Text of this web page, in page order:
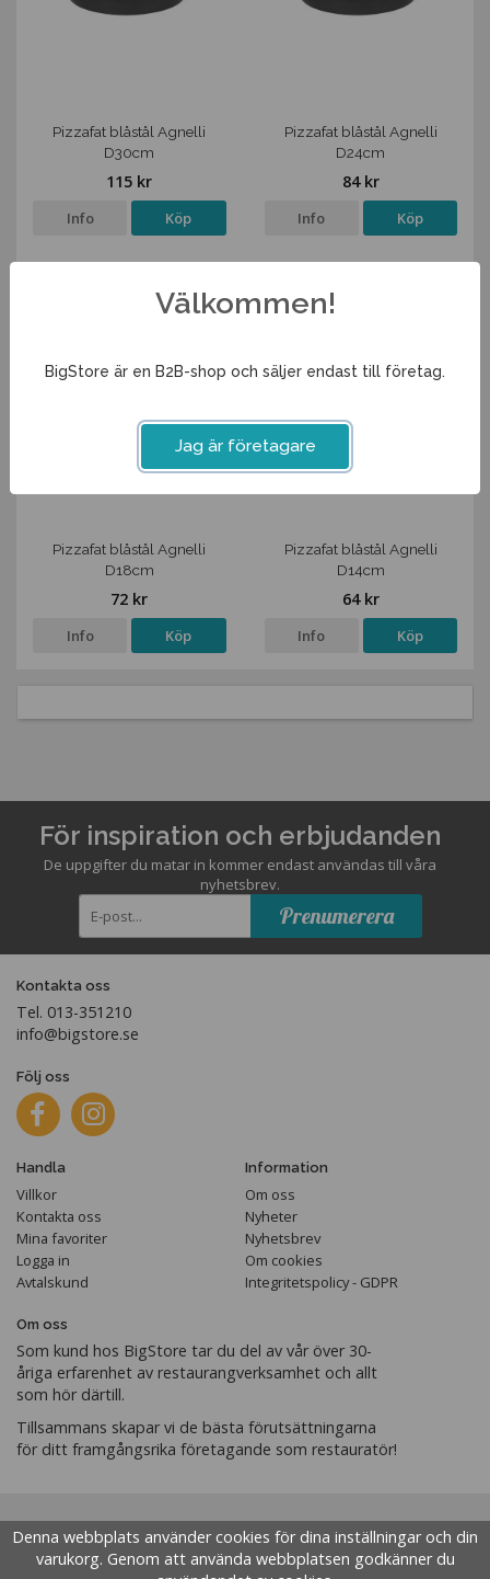
Pizzafat blåstål Agnelli
D30cm
115 kr
Info Köp
Pizzafat blåstål Agnelli
D24cm
84 kr
Info Köp
Pizzafat blåstål Agnelli
D18cm
72 kr
Info Köp
Pizzafat blåstål Agnelli
D14cm
64 kr
Info Köp
För inspiration och erbjudanden
De uppgifter du matar in kommer endast användas till våra
nyhetsbrev.
Prenumerera
Kontakta oss
Tel. 013-351210
info@bigstore.se
Följ oss
Handla
Villkor
Kontakta oss
Mina favoriter
Logga in
Avtalskund
Information
Om oss
Nyheter
Nyhetsbrev
Om cookies
Integritetspolicy - GDPR
Om oss
Som kund hos BigStore tar du del av vår över 30-
åriga erfarenhet av restaurangverksamhet och allt
som hör därtill.
Tillsammans skapar vi de bästa förutsättningarna
för ditt framgångsrika företagande som restauratör!
Denna webbplats använder cookies för dina inställningar och din
varukorg. Genom att använda webbplatsen godkänner du
Välkommen!
BigStore är en B2B-shop och säljer endast till företag.
Jag är företagare